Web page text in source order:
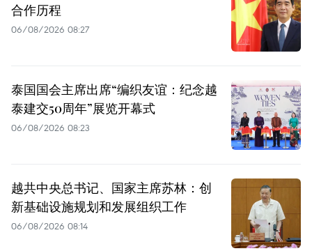
合作历程
06/08/2026 08:27
泰国国会主席出席“编织友谊：纪念越
泰建交50周年”展览开幕式
06/08/2026 08:23
越共中央总书记、国家主席苏林：创
新基础设施规划和发展组织工作
06/08/2026 08:14